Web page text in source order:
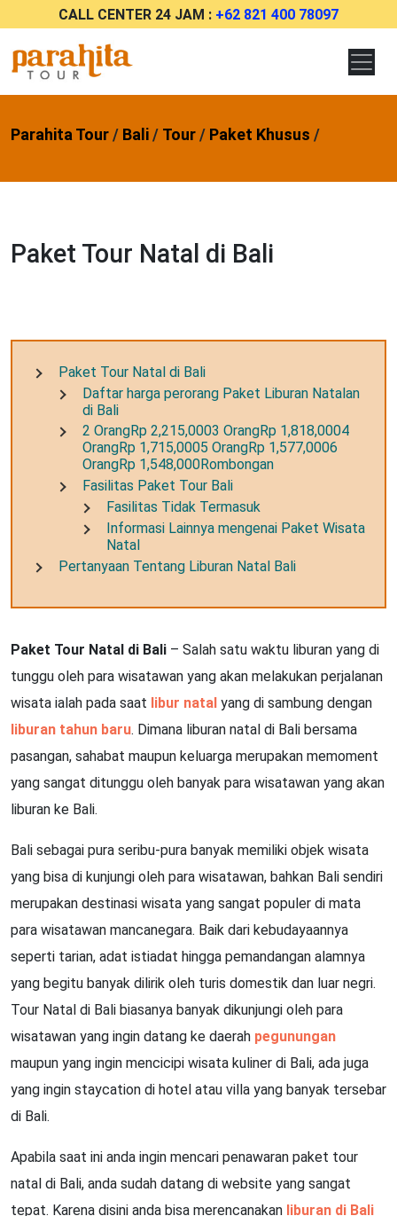
CALL CENTER 24 JAM : +62 821 400 78097
Parahita Tour/ Bali/ Tour/ Paket Khusus /
Paket Tour Natal di Bali
Paket Tour Natal di Bali
Daftar harga perorang Paket Liburan Natalan
di Bali
2 OrangRp 2,215,0003 OrangRp 1,818,0004
OrangRp 1,715,0005 OrangRp 1,577,0006
OrangRp 1,548,000Rombongan
Fasilitas Paket Tour Bali
Fasilitas Tidak Termasuk
Informasi Lainnya mengenai Paket Wisata
Natal
Pertanyaan Tentang Liburan Natal Bali
Paket Tour Natal di Bali – Salah satu waktu liburan yang di
tunggu oleh para wisatawan yang akan melakukan perjalanan
wisata ialah pada saat libur natal yang di sambung dengan
liburan tahun baru. Dimana liburan natal di Bali bersama
pasangan, sahabat maupun keluarga merupakan memoment
yang sangat ditunggu oleh banyak para wisatawan yang akan
liburan ke Bali.
Bali sebagai pura seribu-pura banyak memiliki objek wisata
yang bisa di kunjungi oleh para wisatawan, bahkan Bali sendiri
merupakan destinasi wisata yang sangat populer di mata
para wisatawan mancanegara. Baik dari kebudayaannya
seperti tarian, adat istiadat hingga pemandangan alamnya
yang begitu banyak dilirik oleh turis domestik dan luar negri.
Tour Natal di Bali biasanya banyak dikunjungi oleh para
wisatawan yang ingin datang ke daerah pegunungan
maupun yang ingin mencicipi wisata kuliner di Bali, ada juga
yang ingin staycation di hotel atau villa yang banyak tersebar
di Bali.
Apabila saat ini anda ingin mencari penawaran paket tour
natal di Bali, anda sudah datang di website yang sangat
tepat. Karena disini anda bisa merencanakan liburan di Bali